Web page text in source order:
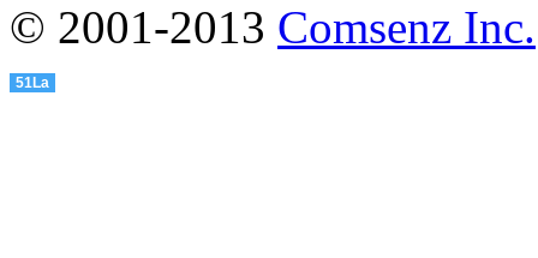
© 2001-2013 Comsenz Inc.
51La